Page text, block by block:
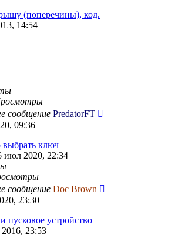
(поперечины), код.
14:54
сообщение PredatorFT
09:36
выбрать ключ
июл 2020, 22:34
сообщение Doc Brown
23:30
пусковое устройство
23:53